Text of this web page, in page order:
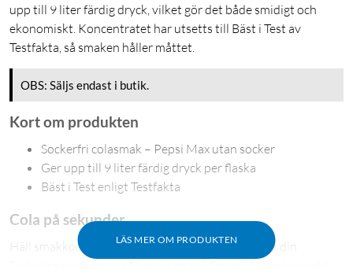
upp till 9 liter färdig dryck, vilket gör det både smidigt och
ekonomiskt. Koncentratet har utsetts till Bäst i Test av
Testfakta, så smaken håller måttet.
OBS: Säljs endast i butik.
LÄS MER OM PRODUKTEN
Kort om produkten
Sockerfri colasmak – Pepsi Max utan socker
Ger upp till 9 liter färdig dryck per flaska
Bäst i Test enligt Testfakta
Cola på sekunder
Häll smakkoncentratet i nykarbonerat vatten från din